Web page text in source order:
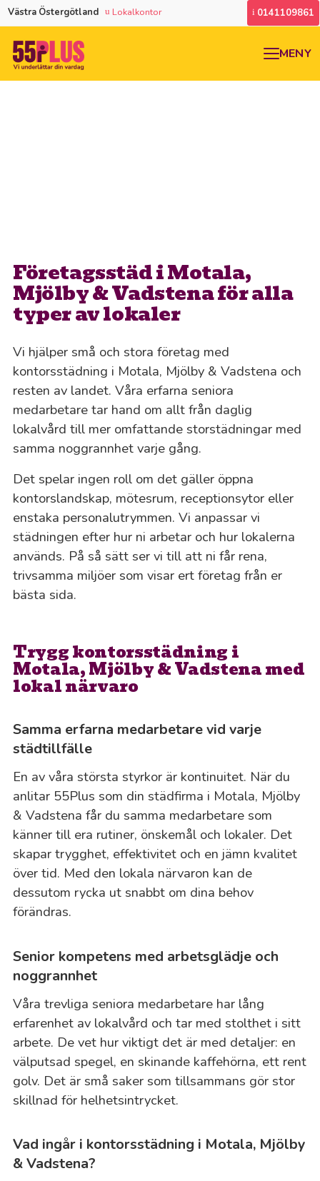
Västra Östergötland Lokalkontor 0141109861
MENY
Företagsstäd i Motala,
Mjölby & Vadstena för alla
typer av lokaler
Vi hjälper små och stora företag med
kontorsstädning i Motala, Mjölby & Vadstena och
resten av landet. Våra erfarna seniora
medarbetare tar hand om allt från daglig
lokalvård till mer omfattande storstädningar med
samma noggrannhet varje gång.
Det spelar ingen roll om det gäller öppna
kontorslandskap, mötesrum, receptionsytor eller
enstaka personalutrymmen. Vi anpassar vi
städningen efter hur ni arbetar och hur lokalerna
används. På så sätt ser vi till att ni får rena,
trivsamma miljöer som visar ert företag från er
bästa sida.
Trygg kontorsstädning i
Motala, Mjölby & Vadstena med
lokal närvaro
Samma erfarna medarbetare vid varje
städtillfälle
En av våra största styrkor är kontinuitet. När du
anlitar 55Plus som din städfirma i Motala, Mjölby
& Vadstena får du samma medarbetare som
känner till era rutiner, önskemål och lokaler. Det
skapar trygghet, effektivitet och en jämn kvalitet
över tid. Med den lokala närvaron kan de
dessutom rycka ut snabbt om dina behov
förändras.
Senior kompetens med arbetsglädje och
noggrannhet
Våra trevliga seniora medarbetare har lång
erfarenhet av lokalvård och tar med stolthet i sitt
arbete. De vet hur viktigt det är med detaljer: en
välputsad spegel, en skinande kaffehörna, ett rent
golv. Det är små saker som tillsammans gör stor
skillnad för helhetsintrycket.
Vad ingår i kontorsstädning i Motala, Mjölby
& Vadstena?